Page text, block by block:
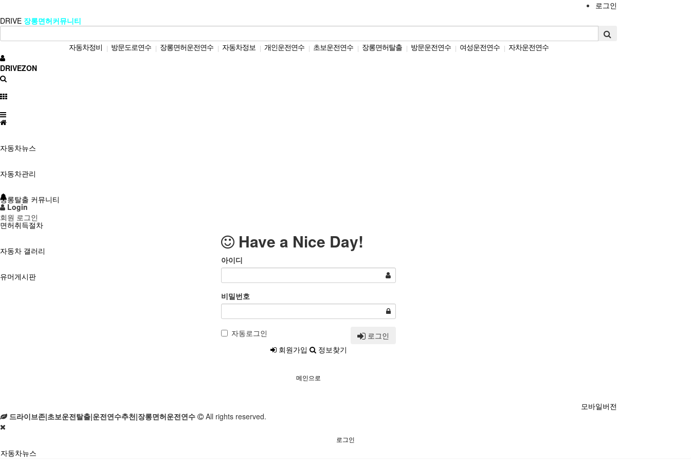
로그인
DRIVE 장롱면허커뮤니티
자동차정비 | 방문도로연수 | 장롱면허운전연수 | 자동차정보 | 개인운전연수 | 초보운전연수 | 장롱면허탈출 | 방문운전연수 | 여성운전연수 | 자차운전연수
DRIVEZON
자동차뉴스
자동차관리
장롱탈출 커뮤니티
면허취득절차
자동차 갤러리
유머게시판
Login
회원 로그인
Have a Nice Day!
아이디
비밀번호
자동로그인
로그인
회원가입
정보찾기
메인으로
모바일버전
드라이브존|초보운전탈출|운전연수추천|장롱면허운전연수
All rights reserved.
로그인
자동차뉴스